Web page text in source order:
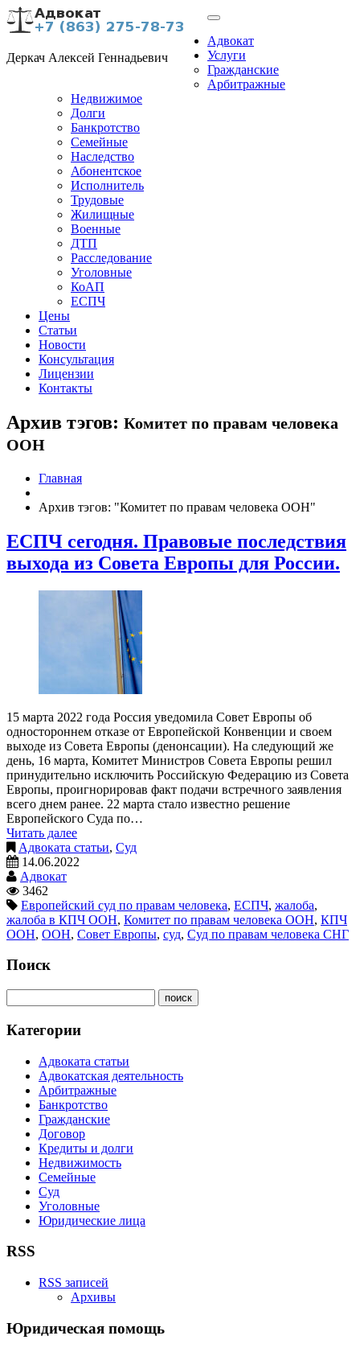
Деркач Алексей Геннадьевич
Адвокат
Услуги
Гражданские
Арбитражные
Недвижимое
Долги
Банкротство
Семейные
Наследство
Абонентское
Исполнитель
Трудовые
Жилищные
Военные
ДТП
Расследование
Уголовные
КоАП
ЕСПЧ
Цены
Статьи
Новости
Консультация
Лицензии
Контакты
Архив тэгов: Комитет по правам человека
ООН
Главная
Архив тэгов: "Комитет по правам человека ООН"
ЕСПЧ сегодня. Правовые последствия
выхода из Совета Европы для России.
15 марта 2022 года Россия уведомила Совет Европы об
одностороннем отказе от Европейской Конвенции и своем
выходе из Совета Европы (денонсации). На следующий же
день, 16 марта, Комитет Министров Совета Европы решил
принудительно исключить Российскую Федерацию из Совета
Европы, проигнорировав факт подачи встречного заявления
всего днем ранее. 22 марта стало известно решение
Европейского Суда по…
Читать далее
Адвоката статьи, Суд
14.06.2022
Адвокат
3462
Европейский суд по правам человека, ЕСПЧ, жалоба,
жалоба в КПЧ ООН, Комитет по правам человека ООН, КПЧ
ООН, ООН, Совет Европы, суд, Суд по правам человека СНГ
Поиск
Категории
Адвоката статьи
Адвокатская деятельность
Арбитражные
Банкротство
Гражданские
Договор
Кредиты и долги
Недвижимость
Семейные
Суд
Уголовные
Юридические лица
RSS
RSS записей
Архивы
Юридическая помощь